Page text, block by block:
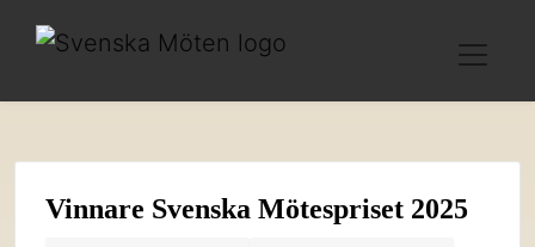
Vinnare Svenska Mötespriset 2025